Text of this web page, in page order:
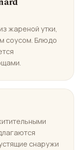
жареной утки,
соусом. Блюдо
снаружи